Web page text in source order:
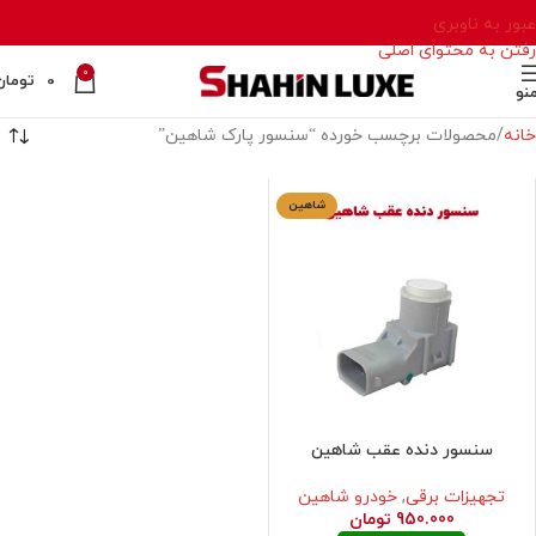
عبور به ناوبری
رفتن به محتوای اصلی
0
0
خانه محصولات برچسب خورده “سنسور پارک شاهین”
شاهین
سنسور دنده عقب شاهین
تجهیزات برقی, خودرو شاهین
950.000 تومان